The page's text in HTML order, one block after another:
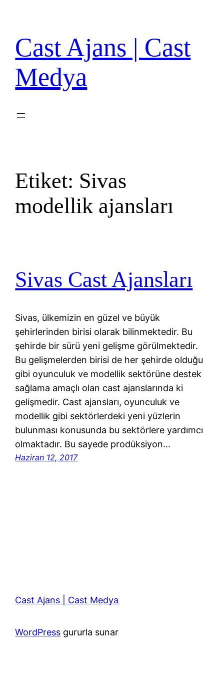
Cast Ajans | Cast
Medya
Etiket: Sivas
modellik ajansları
Sivas Cast Ajansları
Sivas, ülkemizin en güzel ve büyük
şehirlerinden birisi olarak bilinmektedir. Bu
şehirde bir sürü yeni gelişme görülmektedir.
Bu gelişmelerden birisi de her şehirde olduğu
gibi oyunculuk ve modellik sektörüne destek
sağlama amaçlı olan cast ajanslarında ki
gelişmedir. Cast ajansları, oyunculuk ve
modellik gibi sektörlerdeki yeni yüzlerin
bulunması konusunda bu sektörlere yardımcı
olmaktadır. Bu sayede prodüksiyon…
Haziran 12, 2017
Cast Ajans | Cast Medya
WordPress gururla sunar